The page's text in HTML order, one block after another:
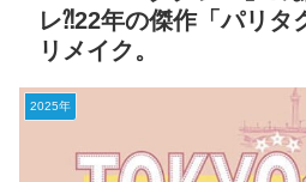
レ⁈22年の傑作「パリタ
リメイク。
2025年